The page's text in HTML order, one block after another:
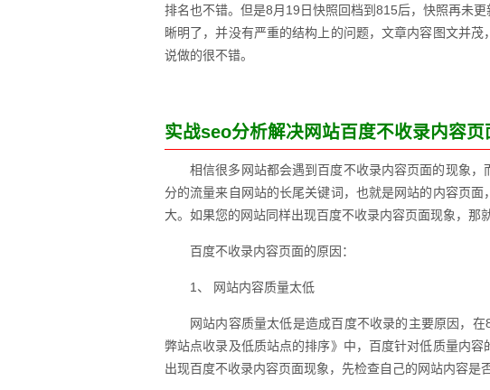
排名也不错。但是8月19日快照回档到815后，快照再未
晰明了，并没有严重的结构上的问题，文章内容图文并
说做的很不错。
实战seo分析解决网站百度不收录内容页
相信很多网站都会遇到百度不收录内容页面的现象
分的流量来自网站的长尾关键词，也就是网站的内容页
大。如果您的网站同样出现百度不收录内容页面现象，那
百度不收录内容页面的原因：
1、 网站内容质量太低
网站内容质量太低是造成百度不收录的主要原因，
弊站点收录及低质站点的排序》中，百度针对低质量内
出现百度不收录内容页面现象，先检查自己的网站内容是